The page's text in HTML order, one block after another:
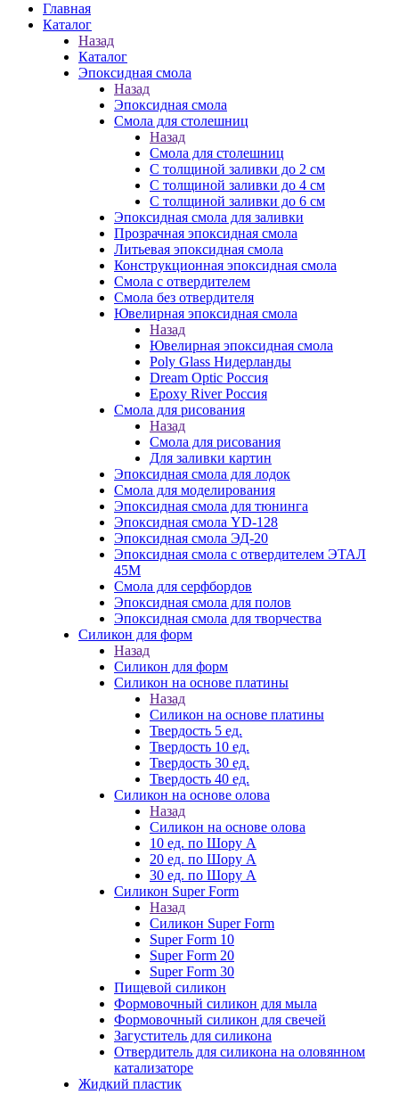
Главная
Каталог
Назад
Каталог
Эпоксидная смола
Назад
Эпоксидная смола
Смола для столешниц
Назад
Смола для столешниц
С толщиной заливки до 2 см
С толщиной заливки до 4 см
С толщиной заливки до 6 см
Эпоксидная смола для заливки
Прозрачная эпоксидная смола
Литьевая эпоксидная смола
Конструкционная эпоксидная смола
Смола с отвердителем
Смола без отвердителя
Ювелирная эпоксидная смола
Назад
Ювелирная эпоксидная смола
Poly Glass Нидерланды
Dream Optic Россия
Epoxy River Россия
Смола для рисования
Назад
Смола для рисования
Для заливки картин
Эпоксидная смола для лодок
Смола для моделирования
Эпоксидная смола для тюнинга
Эпоксидная смола YD-128
Эпоксидная смола ЭД-20
Эпоксидная смола с отвердителем ЭТАЛ
45М
Смола для серфбордов
Эпоксидная смола для полов
Эпоксидная смола для творчества
Силикон для форм
Назад
Силикон для форм
Силикон на основе платины
Назад
Силикон на основе платины
Твердость 5 ед.
Твердость 10 ед.
Твердость 30 ед.
Твердость 40 ед.
Силикон на основе олова
Назад
Силикон на основе олова
10 ед. по Шору А
20 ед. по Шору А
30 ед. по Шору А
Силикон Super Form
Назад
Силикон Super Form
Super Form 10
Super Form 20
Super Form 30
Пищевой силикон
Формовочный силикон для мыла
Формовочный силикон для свечей
Загуститель для силикона
Отвердитель для силикона на оловянном
катализаторе
Жидкий пластик